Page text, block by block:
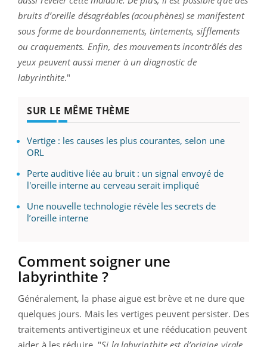
bruits d’oreille désagréables (acouphènes) se manifestent
sous forme de bourdonnements, tintements, sifflements
ou craquements. Enfin, des mouvements incontrôlés des
yeux peuvent aussi mener à un diagnostic de
labyrinthite."
SUR LE MÊME THÈME
Vertige : les causes les plus courantes, selon une
ORL
Perte auditive liée au bruit : un signal envoyé de
l'oreille interne au cerveau serait impliqué
Une nouvelle technologie révèle les secrets de
l’oreille interne
Comment soigner une
labyrinthite ?
Généralement, la phase aiguë est brève et ne dure que
quelques jours. Mais les vertiges peuvent persister. Des
traitements antivertigineux et une rééducation peuvent
aider à les réduire. "Si la labyrinthite est d’origine virale